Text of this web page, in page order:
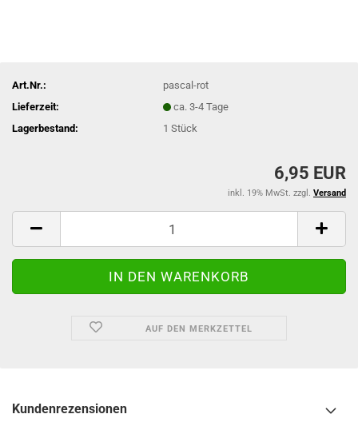
Art.Nr.:
pascal-rot
Lieferzeit:
ca. 3-4 Tage
Lagerbestand:
1Stück
6,95 EUR
inkl. 19% MwSt. zzgl. Versand
AUF DEN MERKZETTEL
Kundenrezensionen